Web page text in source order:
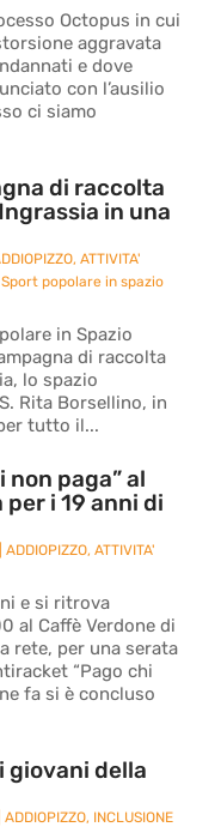
Octopus in cui
aggravata
e dove
con l’ausilio
ci siamo
di raccolta
in una
,ATTIVITA'
Sport popolare in spazio
in Spazio
di raccolta
lo spazio
Rita Borsellino, in
tutto il...
non paga” al
i 19 anni di
|ADDIOPIZZO,ATTIVITA'
e si ritrova
al Caffè Verdone di
rete, per una serata
“Pago chi
fa si è concluso
giovani della
|ADDIOPIZZO, INCLUSIONE